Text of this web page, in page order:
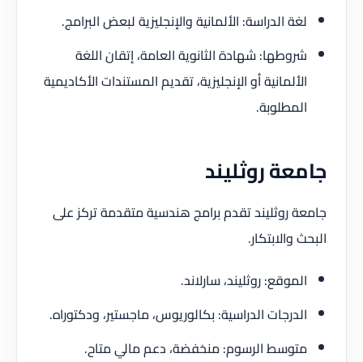
لغة الدراسة: الألمانية والإنجليزية لبعض البرامج.
شروطها: شهادة الثانوية العامة، إتقان اللغة
الألمانية أو الإنجليزية، تقديم المستندات الأكاديمية
المطلوبة.
جامعة روثليند
جامعة روثليند تقدم برامج هندسية متقدمة تركز على
البحث والابتكار.
الموقع: روثليند، سارلاند.
الدرجات الدراسية: بكالوريوس، ماجستير، ودكتوراه.
متوسط الرسوم: منخفضة، دعم مالي متاح.